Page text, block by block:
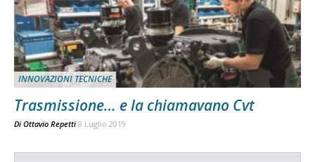
INNOVAZIONI TECNICHE
Trasmissione… e la chiamavano Cvt
Di Ottavio Repetti 8 Luglio 2019